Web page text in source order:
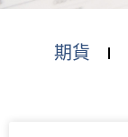
期貨